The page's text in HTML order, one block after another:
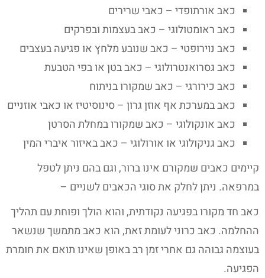
כאב אורתופדי – כאבי שרירים
כאב ראומטולוגי – כאב בעצמות ובפרקים
כאב נוירופטי – כאב שנובע מלחץ או פגיעה בעצבים
כאב גסרואנטרולוגי – כאב בטן או בפי הטבעת
כאב כירורגי – כאב שמקורו בניתוח
כאב במערכת אף אוזן גרון – סינוסיטיז או כאבי אוזניים
כאב אונקולוגי – כאב שמקורו במחלת הסרטן
כאב גניקולוגי או אורולוגי – כאב באיזור איברי המין
קיימים כאבים שמקורם אינו ברור, וגם בהם ניתן לטפל
במרפאה. ניתן לחלק את סוגי הכאבים לשניים –
כאב חד מקורו בפגיעה נקודתית, והוא הולך ופוחת עם תהליך
ההחלמה. כאב כרוני לעומת זאת, הוא כאב מתמשך שנשאר
בעוצמה גבוהה גם אחרי זמן רב באופן שאינו תואם את חומרת
הפגיעה.